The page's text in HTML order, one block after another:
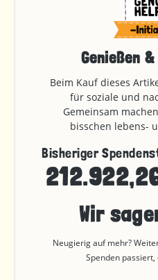
Genießen
Beim Kauf dieses
für soziale und
Gemeinsam
bisschen lebens-
Bisheriger
Wir
Neugierig auf mehr?
Spenden